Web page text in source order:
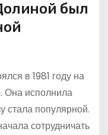
был
в 1981 году на
Она исполнила
стала популярной.
сотрудничать